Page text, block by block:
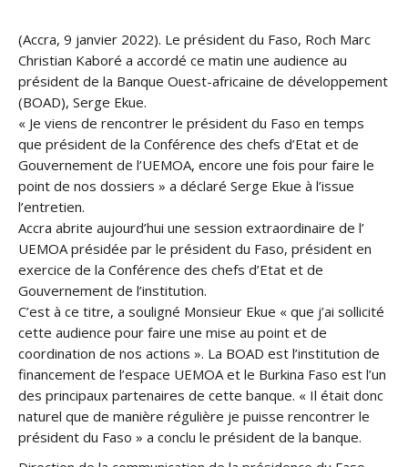
(Accra, 9 janvier 2022). Le président du Faso, Roch Marc
Christian Kaboré a accordé ce matin une audience au
président de la Banque Ouest-africaine de développement
(BOAD), Serge Ekue.
« Je viens de rencontrer le président du Faso en temps
que président de la Conférence des chefs d’Etat et de
Gouvernement de l’UEMOA, encore une fois pour faire le
point de nos dossiers » a déclaré Serge Ekue à l’issue
l’entretien.
Accra abrite aujourd’hui une session extraordinaire de l’
UEMOA présidée par le président du Faso, président en
exercice de la Conférence des chefs d’Etat et de
Gouvernement de l’institution.
C’est à ce titre, a souligné Monsieur Ekue « que j’ai sollicité
cette audience pour faire une mise au point et de
coordination de nos actions ». La BOAD est l’institution de
financement de l’espace UEMOA et le Burkina Faso est l’un
des principaux partenaires de cette banque. « Il était donc
naturel que de manière régulière je puisse rencontrer le
président du Faso » a conclu le président de la banque.